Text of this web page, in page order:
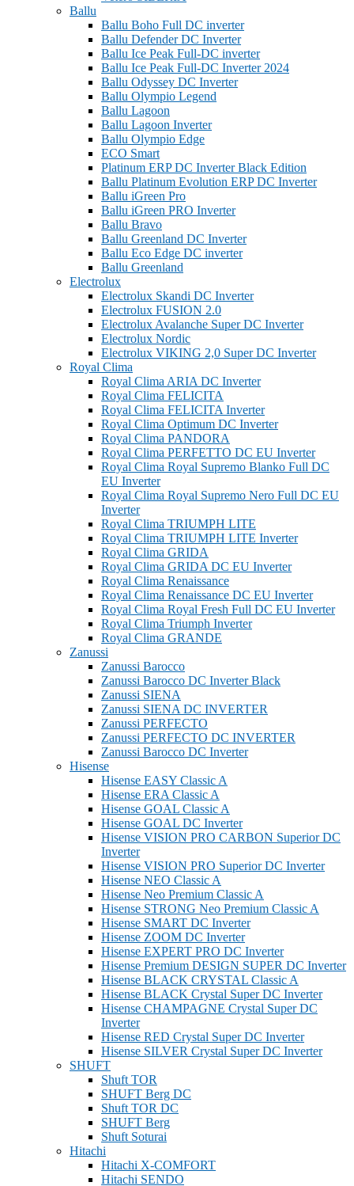
Ballu
Ballu Boho Full DC inverter
Ballu Defender DC Inverter
Ballu Ice Peak Full-DC inverter
Ballu Ice Peak Full-DC Inverter 2024
Ballu Odyssey DС Inverter
Ballu Olympio Legend
Ballu Lagoon
Ballu Lagoon Inverter
Ballu Olympio Edge
ECO Smart
Platinum ERP DC Inverter Black Edition
Ballu Platinum Evolution ERP DC Inverter
Ballu iGreen Pro
Ballu iGreen PRO Inverter
Ballu Bravo
Ballu Greenland DС Inverter
Ballu Eco Edge DC inverter
Ballu Greenland
Electrolux
Electrolux Skandi DC Inverter
Electrolux FUSION 2.0
Electrolux Avalanche Super DC Inverter
Electrolux Nordic
Electrolux VIKING 2,0 Super DC Inverter
Royal Clima
Royal Clima ARIA DC Inverter
Royal Clima FELICITA
Royal Clima FELICITA Inverter
Royal Clima Optimum DC Inverter
Royal Clima PANDORA
Royal Clima PERFETTO DC EU Inverter
Royal Clima Royal Supremo Blanko Full DC
EU Inverter
Royal Clima Royal Supremo Nero Full DC EU
Inverter
Royal Clima TRIUMPH LITE
Royal Clima TRIUMPH LITE Inverter
Royal Clima GRIDA
Royal Clima GRIDA DC EU Inverter
Royal Clima Renaissance
Royal Clima Renaissance DC EU Inverter
Royal Clima Royal Fresh Full DC EU Inverter
Royal Clima Triumph Inverter
Royal Clima GRANDE
Zanussi
Zanussi Barocco
Zanussi Barocco DC Inverter Black
Zanussi SIENA
Zanussi SIENA DC INVERTER
Zanussi PERFECTO
Zanussi PERFECTO DC INVERTER
Zanussi Barocco DC Inverter
Hisense
Hisense EASY Classic A
Hisense ERA Classic A
Hisense GOAL Classic A
Hisense GOAL DC Inverter
Hisense VISION PRO CARBON Superior DC
Inverter
Hisense VISION PRO Superior DC Inverter
Hisense NEO Classic A
Hisense Neo Premium Classic A
Hisense STRONG Neo Premium Classic A
Hisense SMART DC Inverter
Hisense ZOOM DC Inverter
Hisense EXPERT PRO DC Inverter
Hisense Premium DESIGN SUPER DC Inverter
Hisense BLACK CRYSTAL Classic A
Hisense BLACK Crystal Super DC Inverter
Hisense CHAMPAGNE Crystal Super DC
Inverter
Hisense RED Crystal Super DC Inverter
Hisense SILVER Crystal Super DC Inverter
SHUFT
Shuft TOR
SHUFT Berg DC
Shuft TOR DC
SHUFT Berg
Shuft Soturai
Hitachi
Hitachi X-COMFORT
Hitachi SENDO